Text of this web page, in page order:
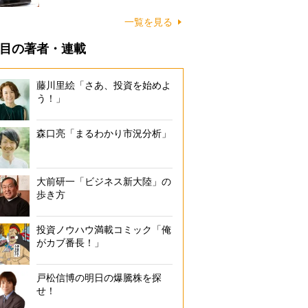
一覧を見る
の著者・連載
藤川里絵「さあ、投資を始めよ
う！」
森口亮「まるわかり市況分析」
大前研一「ビジネス新大陸」の
歩き方
投資ノウハウ満載コミック「俺
がカブ番長！」
戸松信博の明日の爆騰株を探
せ！